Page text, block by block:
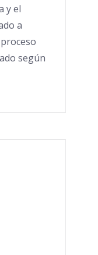
y el
a
según